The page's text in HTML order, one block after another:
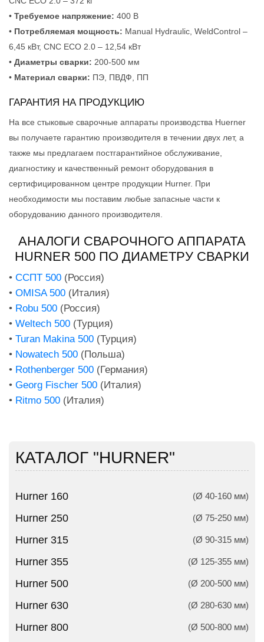
• Требуемое напряжение: 400 В
• Потребляемая мощность: Manual Hydraulic, WeldControl –
6,45 кВт, CNC ECO 2.0 – 12,54 кВт
• Диаметры сварки: 200-500 мм
• Материал сварки: ПЭ, ПВДФ, ПП
ГАРАНТИЯ НА ПРОДУКЦИЮ
На все стыковые сварочные аппараты производства Huerner
вы получаете гарантию производителя в течении двух лет, а
также мы предлагаем постгарантийное обслуживание,
диагностику и качественный ремонт оборудования в
сертифицированном центре продукции Hurner. При
необходимости мы поставим любые запасные части к
оборудованию данного производителя.
АНАЛОГИ СВАРОЧНОГО АППАРАТА
HURNER 500 ПО ДИАМЕТРУ СВАРКИ
• ССПТ 500 (Россия)
• OMISA 500 (Италия)
• Robu 500 (Россия)
• Weltech 500 (Турция)
• Turan Makina 500 (Турция)
• Nowatech 500 (Польша)
• Rothenberger 500 (Германия)
• Georg Fischer 500 (Италия)
• Ritmo 500 (Италия)
КАТАЛОГ "HURNER"
Hurner 160 (Ø 40-160 мм)
Hurner 250 (Ø 75-250 мм)
Hurner 315 (Ø 90-315 мм)
Hurner 355 (Ø 125-355 мм)
Hurner 500 (Ø 200-500 мм)
Hurner 630 (Ø 280-630 мм)
Hurner 800 (Ø 500-800 мм)